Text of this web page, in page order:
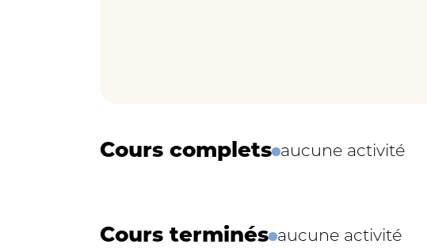
Cours complets aucune activité
Cours terminés aucune activité